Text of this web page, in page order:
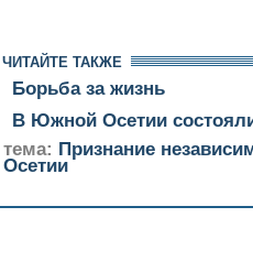
ЧИТАЙТЕ ТАКЖЕ
Борьба за жизнь
В Южной Осетии
тема: Признание
Осетии